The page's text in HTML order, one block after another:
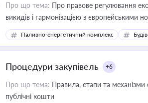
Про що тема: Про правове регулювання
викидів і гармонізацією з європейськими
Паливно-енергетичний комплекс
Процедури закупівель +6
Про що тема: Правила, етапи та механізми
публічні кошти